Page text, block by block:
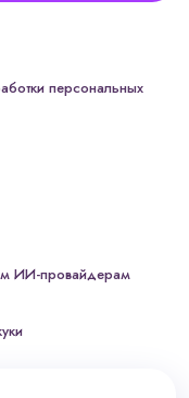
персональных
ИИ-провайдерам